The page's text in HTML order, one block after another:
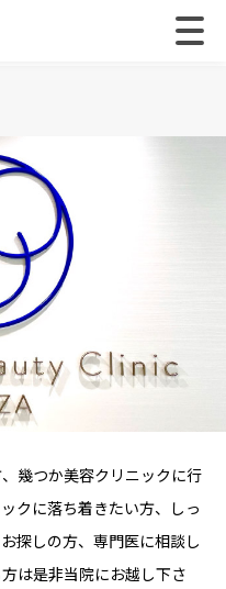
幾つか美容クリニックに行
クに落ち着きたい方、しっ
探しの方、専門医に相談し
は是非当院にお越し下さ